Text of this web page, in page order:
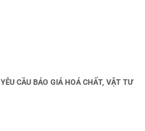
YÊU CẦU BÁO GIÁ HOÁ CHẤT, VẬT TƯ